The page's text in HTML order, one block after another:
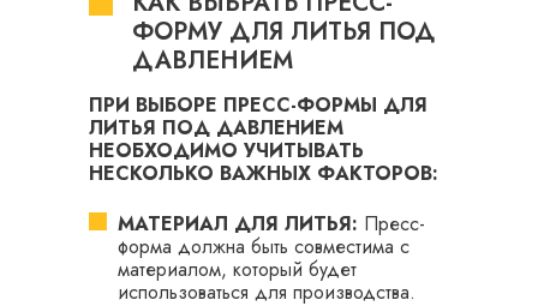
ПРИ ВЫБОРЕ ПРЕСС-ФОРМЫ ДЛЯ
ЛИТЬЯ ПОД ДАВЛЕНИЕМ
НЕОБХОДИМО УЧИТЫВАТЬ
НЕСКОЛЬКО ВАЖНЫХ ФАКТОРОВ:
МАТЕРИАЛ ДЛЯ ЛИТЬЯ: Пресс-
форма должна быть совместима с
материалом, который будет
использоваться для производства.
ФОРМУ ДЛЯ ЛИТЬЯ ПОД
ДАВЛЕНИЕМ